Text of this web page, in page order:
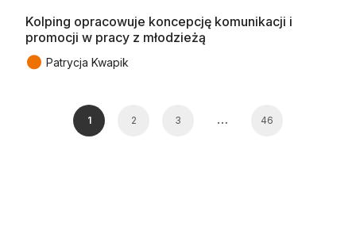
Kolping opracowuje koncepcję komunikacji i
promocji w pracy z młodzieżą
● Patrycja Kwapik
1 2 3 … 46